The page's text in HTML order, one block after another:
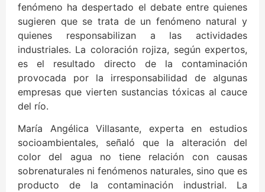
fenómeno ha despertado el debate entre quienes
sugieren que se trata de un fenómeno natural y
quienes responsabilizan a las actividades
industriales. La coloración rojiza, según expertos,
es el resultado directo de la contaminación
provocada por la irresponsabilidad de algunas
empresas que vierten sustancias tóxicas al cauce
del río.
María Angélica Villasante, experta en estudios
socioambientales, señaló que la alteración del
color del agua no tiene relación con causas
sobrenaturales ni fenómenos naturales, sino que es
producto de la contaminación industrial. La